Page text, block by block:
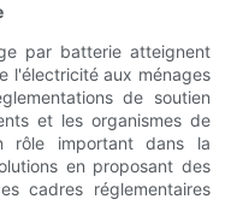
par batterie atteignent
l'électricité aux ménages
de soutien
et les organismes de
rôle important dans la
en proposant des
cadres réglementaires